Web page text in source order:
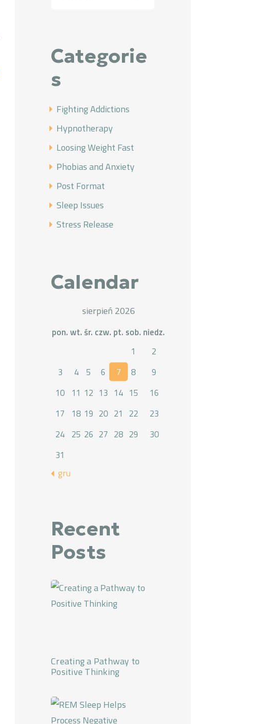
Categorie
s
Fighting Addictions
Hypnotherapy
Loosing Weight Fast
Phobias and Anxiety
Post Format
Sleep Issues
Stress Release
Calendar
sierpień 2026
pon. wt. śr. czw. pt. sob. niedz.
1
2
3
4 5 6 7 8
9
10 11 12 13 14 15
16
17
18 19 20 21 22
23
24 25 26 27 28 29
30
31
« gru
Recent
Posts
Creating a Pathway to
Positive Thinking